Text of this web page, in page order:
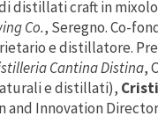
distillati craft in
Co., Seregno. Co-
e distillatore.
Cantina Distina,
e distillati),
and Innovation